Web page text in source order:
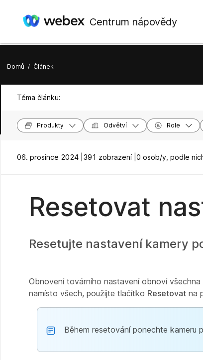
Centrum nápovědy
Domů / Článek
Téma článku:
Produkty Odvětví Role
06. prosince 2024 | 391 zobrazení | 0 osob/y, podle
Resetovat
Resetujte nastavení kamery
Obnovení továrního nastavení obnoví
namísto všech, použijte tlačítko Resetovat na
Během resetování ponechte kameru